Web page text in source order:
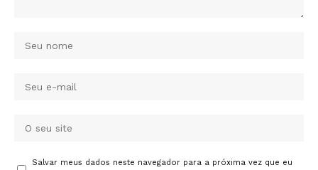
Salvar meus dados neste navegador para a próxima vez que eu